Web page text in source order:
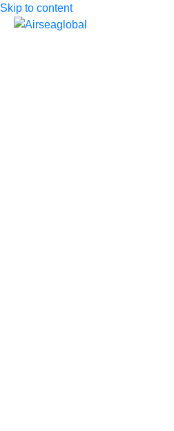
Skip to content